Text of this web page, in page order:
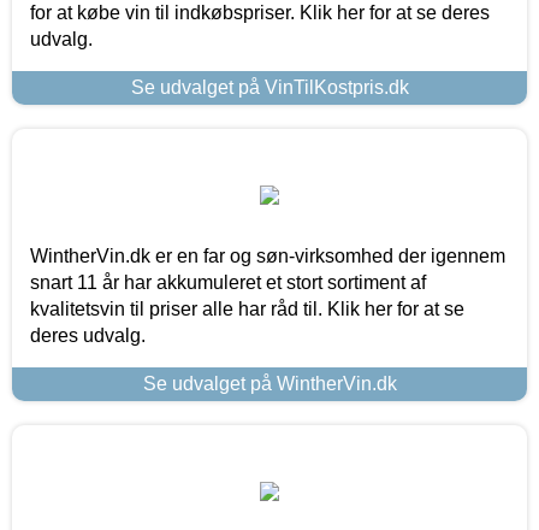
for at købe vin til indkøbspriser. Klik her for at se deres
udvalg.
Se udvalget på VinTilKostpris.dk
WintherVin.dk er en far og søn-virksomhed der igennem
snart 11 år har akkumuleret et stort sortiment af
kvalitetsvin til priser alle har råd til. Klik her for at se
deres udvalg.
Se udvalget på WintherVin.dk